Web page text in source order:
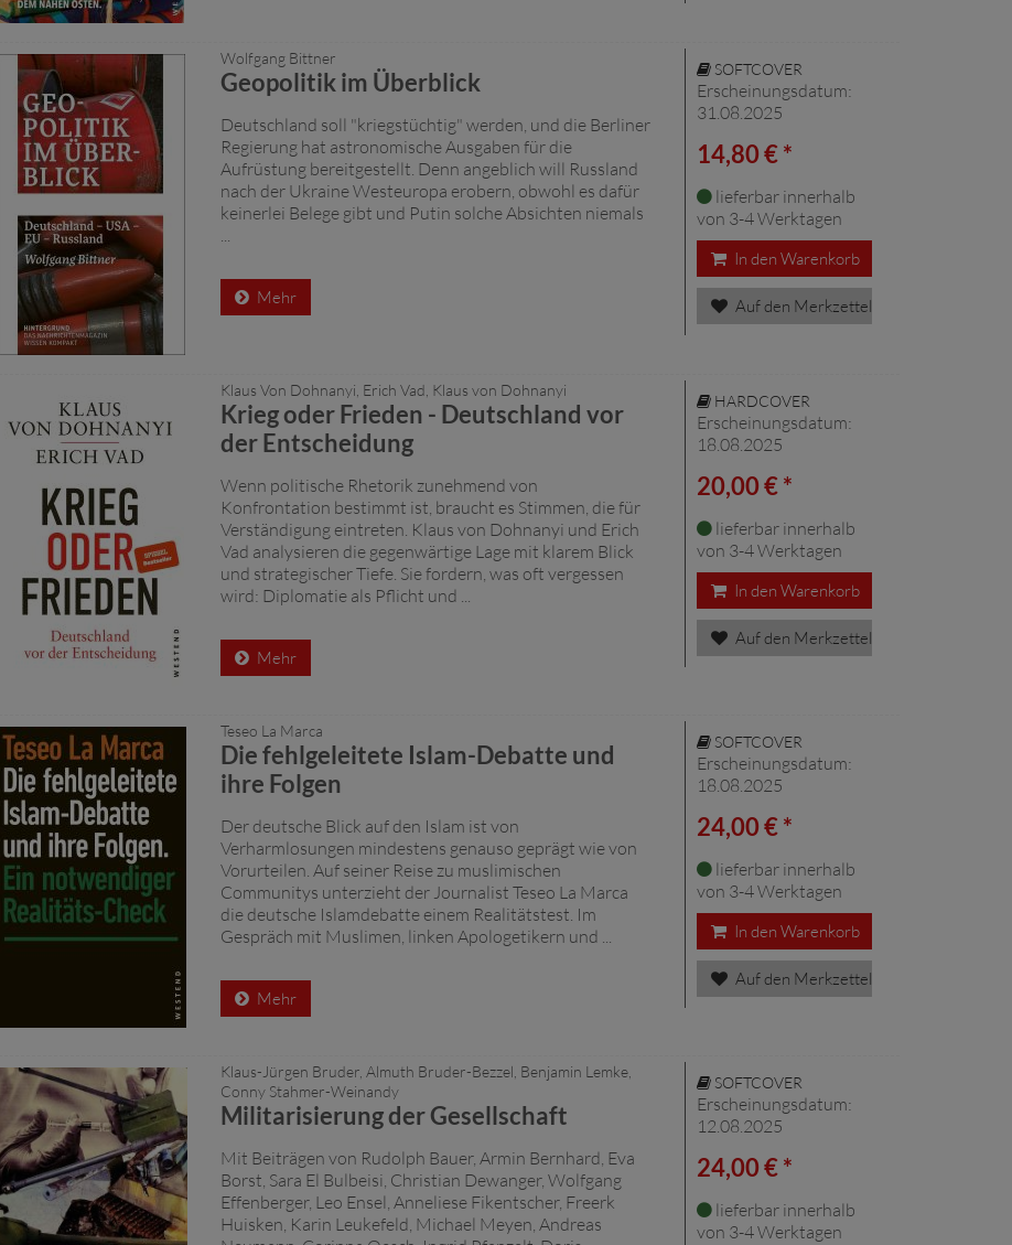
Wolfgang Bittner
Geopolitik im Überblick
Deutschland soll "kriegstüchtig" werden, und die Berliner
Regierung hat astronomische Ausgaben für die
Aufrüstung bereitgestellt. Denn angeblich will Russland
nach der Ukraine Westeuropa erobern, obwohl es dafür
keinerlei Belege gibt und Putin solche Absichten niemals
...
Mehr
SOFTCOVER
Erscheinungsdatum:
31.08.2025
14,80 € *
lieferbar innerhalb
von 3-4 Werktagen
In den Warenkorb
Auf den Merkzettel
Klaus Von Dohnanyi, Erich Vad, Klaus von Dohnanyi
Krieg oder Frieden - Deutschland vor
der Entscheidung
Wenn politische Rhetorik zunehmend von
Konfrontation bestimmt ist, braucht es Stimmen, die für
Verständigung eintreten. Klaus von Dohnanyi und Erich
Vad analysieren die gegenwärtige Lage mit klarem Blick
und strategischer Tiefe. Sie fordern, was oft vergessen
wird: Diplomatie als Pflicht und ...
Mehr
HARDCOVER
Erscheinungsdatum:
18.08.2025
20,00 € *
lieferbar innerhalb
von 3-4 Werktagen
In den Warenkorb
Auf den Merkzettel
Teseo La Marca
Die fehlgeleitete Islam-Debatte und
ihre Folgen
Der deutsche Blick auf den Islam ist von
Verharmlosungen mindestens genauso geprägt wie von
Vorurteilen. Auf seiner Reise zu muslimischen
Communitys unterzieht der Journalist Teseo La Marca
die deutsche Islamdebatte einem Realitätstest. Im
Gespräch mit Muslimen, linken Apologetikern und ...
Mehr
SOFTCOVER
Erscheinungsdatum:
18.08.2025
24,00 € *
lieferbar innerhalb
von 3-4 Werktagen
In den Warenkorb
Auf den Merkzettel
Klaus-Jürgen Bruder, Almuth Bruder-Bezzel, Benjamin Lemke,
Conny Stahmer-Weinandy
Militarisierung der Gesellschaft
Mit Beiträgen von Rudolph Bauer, Armin Bernhard, Eva
Borst, Sara El Bulbeisi, Christian Dewanger, Wolfgang
Effenberger, Leo Ensel, Anneliese Fikentscher, Freerk
Huisken, Karin Leukefeld, Michael Meyen, Andreas
SOFTCOVER
Erscheinungsdatum:
12.08.2025
24,00 € *
lieferbar innerhalb
von 3-4 Werktagen